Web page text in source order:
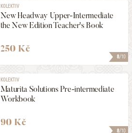
8/10
KOLEKTIV
New Headway Upper-Intermediate
the New Edition Teacher's Book
250 Kč
8/10
KOLEKTIV
Maturita Solutions Pre-intermediate
Workbook
90 Kč